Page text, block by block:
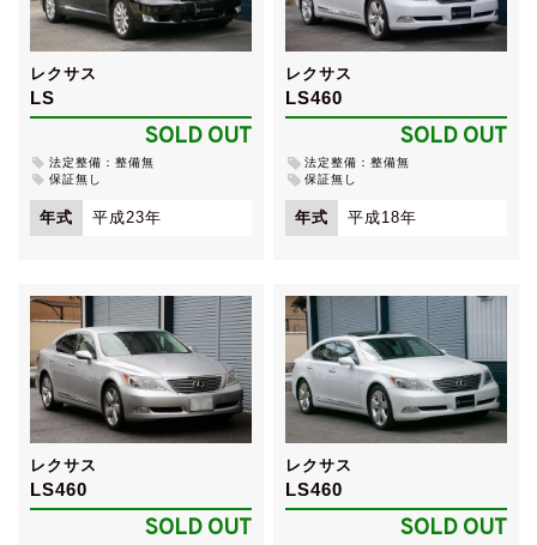
レクサス
LS
SOLD OUT
法定整備：整備無
保証無し
年式 平成23年
レクサス
LS460
SOLD OUT
法定整備：整備無
保証無し
年式 平成18年
レクサス
LS460
SOLD OUT
レクサス
LS460
SOLD OUT